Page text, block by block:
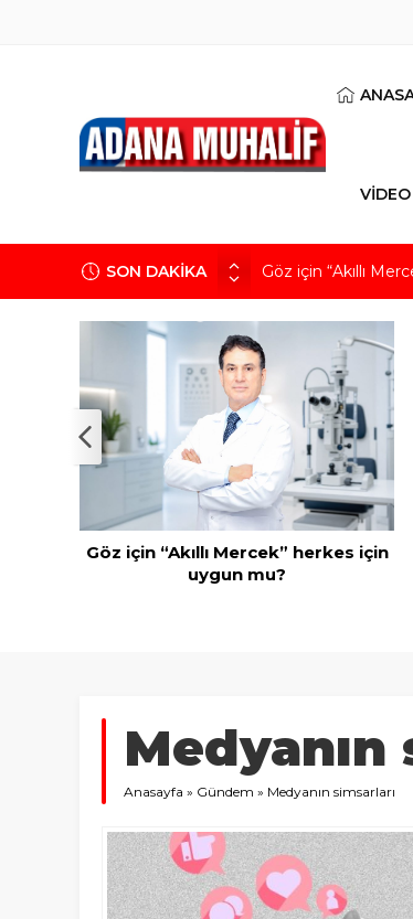
SON DAKİKA
Göz için “Akıllı
AK Parti İl Başkanı
Kuru meyve
Mobilya ihracatında
Göz için “Akıllı Mercek” herkes için
uygun mu?
Medyanın
Anasayfa » Gündem » Medyanın simsarları